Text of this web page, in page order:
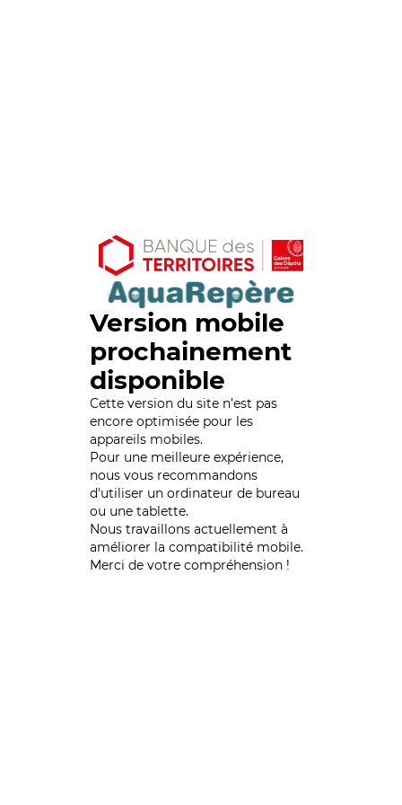
Version mobile
prochainement
disponible
Cette version du site n’est pas
encore optimisée pour les
appareils mobiles.
Pour une meilleure expérience,
nous vous recommandons
d'utiliser un ordinateur de bureau
ou une tablette.
Nous travaillons actuellement à
améliorer la compatibilité mobile.
Merci de votre compréhension !